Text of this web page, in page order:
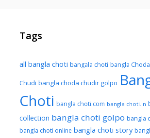
Tags
all bangla choti bangala choti bangla Choda
Chudi bangla choda chudir golpo
Choti bangla choti.com bangla choti.in
collection bangla choti golpo bangla
bangla choti online bangla choti story